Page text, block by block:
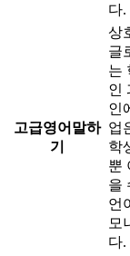
다.
고급영어말하
기
상
글
는
인
인
업
학
뿐
을
언
모
다.